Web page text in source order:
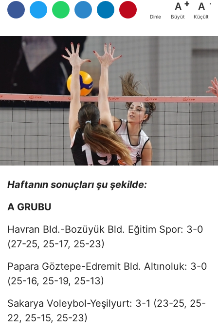
Dinle
A
Büyüt
A
Küçült
Haftanın sonuçları şu şekilde:
A GRUBU
Havran Bld.-Bozüyük Bld. Eğitim Spor: 3-0
(27-25, 25-17, 25-23)
Papara Göztepe-Edremit Bld. Altınoluk: 3-0
(25-16, 25-19, 25-13)
Sakarya Voleybol-Yeşilyurt: 3-1 (23-25, 25-
22, 25-15, 25-23)